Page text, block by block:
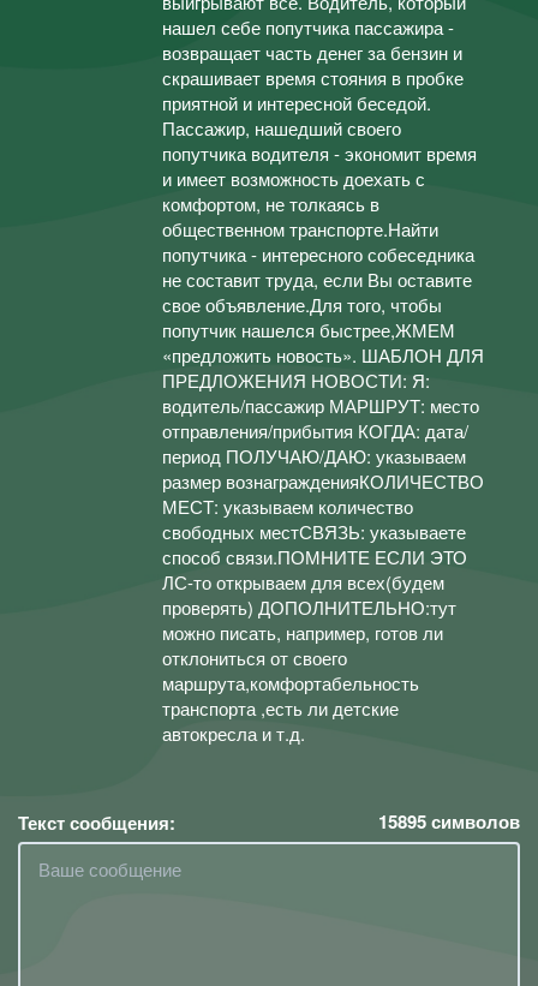
нашел себе попутчика пассажира -
возвращает часть денег за бензин и
скрашивает время стояния в пробке
приятной и интересной беседой.
Пассажир, нашедший своего
попутчика водителя - экономит время
и имеет возможность доехать с
комфортом, не толкаясь в
общественном транспорте.Найти
попутчика - интересного собеседника
не составит труда, если Вы оставите
свое объявление.Для того, чтобы
попутчик нашелся быстрее,ЖМЕМ
«предложить новость». ШАБЛОН ДЛЯ
ПРЕДЛОЖЕНИЯ НОВОСТИ: Я:
водитель/пассажир МАРШРУТ: место
отправления/прибытия КОГДА: дата/
период ПОЛУЧАЮ/ДАЮ: указываем
размер вознагражденияКОЛИЧЕСТВО
МЕСТ: указываем количество
свободных местСВЯЗЬ: указываете
способ связи.ПОМНИТЕ ЕСЛИ ЭТО
ЛС-то открываем для всех(будем
проверять) ДОПОЛНИТЕЛЬНО:тут
можно писать, например, готов ли
отклониться от своего
маршрута,комфортабельность
транспорта ,есть ли детские
автокресла и т.д.
Текст сообщения: 15895символов